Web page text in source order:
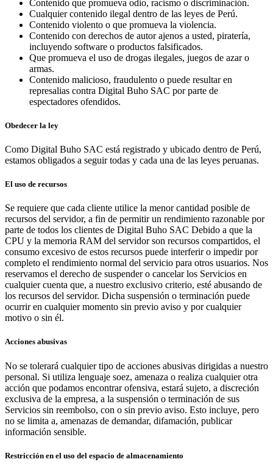
Contenido que promueva odio, racismo o discriminación.
Cualquier contenido ilegal dentro de las leyes de Perú.
Contenido violento o que promueva la violencia.
Contenido con derechos de autor ajenos a usted, piratería,
incluyendo software o productos falsificados.
Que promueva el uso de drogas ilegales, juegos de azar o
armas.
Contenido malicioso, fraudulento o puede resultar en
represalias contra Digital Buho SAC por parte de
espectadores ofendidos.
Obedecer la ley
Como Digital Buho SAC está registrado y ubicado dentro de Perú,
estamos obligados a seguir todas y cada una de las leyes peruanas.
El uso de recursos
Se requiere que cada cliente utilice la menor cantidad posible de
recursos del servidor, a fin de permitir un rendimiento razonable por
parte de todos los clientes de Digital Buho SAC Debido a que la
CPU y la memoria RAM del servidor son recursos compartidos, el
consumo excesivo de estos recursos puede interferir o impedir por
completo el rendimiento normal del servicio para otros usuarios. Nos
reservamos el derecho de suspender o cancelar los Servicios en
cualquier cuenta que, a nuestro exclusivo criterio, esté abusando de
los recursos del servidor. Dicha suspensión o terminación puede
ocurrir en cualquier momento sin previo aviso y por cualquier
motivo o sin él.
Acciones abusivas
No se tolerará cualquier tipo de acciones abusivas dirigidas a nuestro
personal. Si utiliza lenguaje soez, amenaza o realiza cualquier otra
acción que podamos encontrar ofensiva, estará sujeto, a discreción
exclusiva de la empresa, a la suspensión o terminación de sus
Servicios sin reembolso, con o sin previo aviso. Esto incluye, pero
no se limita a, amenazas de demandar, difamación, publicar
información sensible.
Restricción en el uso del espacio de almacenamiento